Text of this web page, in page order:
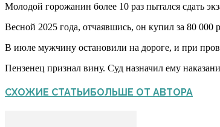
Молодой горожанин более 10 раз пытался сдать
Весной 2025 года, отчаявшись, он купил за 80
В июле мужчину остановили на дороге, и при
Пензенец признал вину. Суд назначил ему
СХОЖИЕ СТАТЬИБОЛЬШЕ ОТ АВТОРА